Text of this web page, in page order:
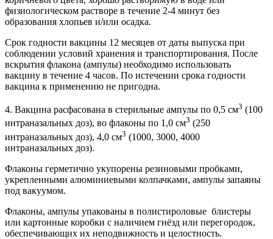
физиологическом растворе в течение 2-4 минут без
образования хлопьев и/или осадка.
Срок годности вакцины 12 месяцев от даты выпуска при
соблюдении условий хранения и транспортирования. После
вскрытия флакона (ампулы) необходимо использовать
вакцину в течение 4 часов. По истечении срока годности
вакцина к применению не пригодна.
4. Вакцина расфасована в стерильные ампулы по 0,5 см3 (100
интраназальных доз), во флаконы по 1,0 см3 (250
интраназальных доз), 4,0 см3 (1000, 3000, 4000
интраназальных доз).
Флаконы герметично укупорены резиновыми пробками,
укрепленными алюминиевыми колпачками, ампулы запаяны
под вакуумом.
Флаконы, ампулы упакованы в полистироловые блистеры
или картонные коробки с наличием гнёзд или перегородок,
обеспечивающих их неподвижность и целостность.